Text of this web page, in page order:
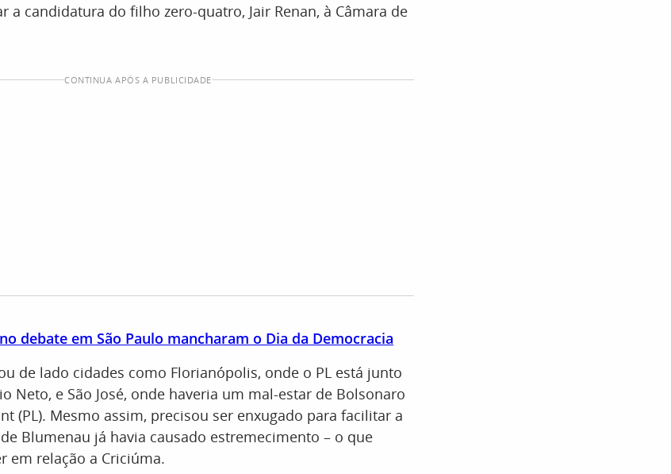
a candidatura do filho zero-quatro, Jair Renan, à Câmara de
CONTINUA APÓS A PUBLICIDADE
debate em São Paulo mancharam o Dia da Democracia
de lado cidades como Florianópolis, onde o PL está junto
Neto, e São José, onde haveria um mal-estar de Bolsonaro
(PL). Mesmo assim, precisou ser enxugado para facilitar a
Blumenau já havia causado estremecimento – o que
em relação a Criciúma.